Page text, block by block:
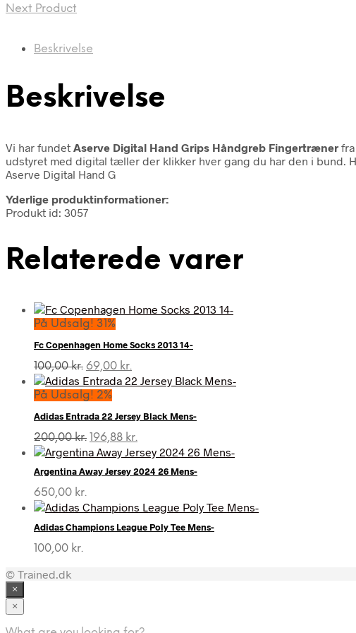
Next Product
Beskrivelse
Beskrivelse
Vi har fundet Aserve Digital Hand Grips Håndgreb Fingertræner fra
udstyret med digital tæller der klikker hver gang du har den i bund.
Aserve Digital Hand G
Yderlige produktinformationer:
Produkt id: 3057
Relaterede varer
På Udsalg! 31%
Fc Copenhagen Home Socks 2013 14-
100,00kr. Den
oprindelige
pris
100,00 kr..
69,00 kr.
aktuelle
69,00 kr..
På Udsalg! 2%
Adidas Entrada 22 Jersey Black Mens-
200,00kr. Den
oprindelige
var:
196,88 kr.
aktuelle
er:
Argentina Away Jersey 2024 26 Mens-
650,00 kr.
Adidas Champions League Poly Tee Mens-
100,00 kr.
© Trained.dk
×
×